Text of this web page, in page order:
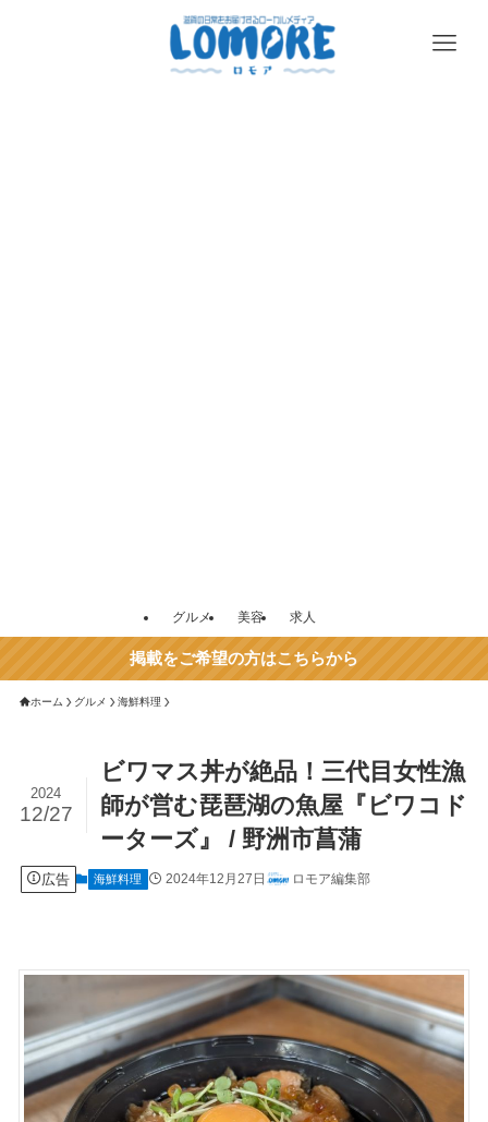
グルメ 美容 求人
掲載をご希望の方はこちらから
ホーム グルメ 海鮮料理
ビワマス丼が絶品！三代目女性漁
師が営む琵琶湖の魚屋『ビワコド
ーターズ』 / 野洲市菖蒲
2024
12/27
広告 海鮮料理 2024年12月27日 ロモア編集部